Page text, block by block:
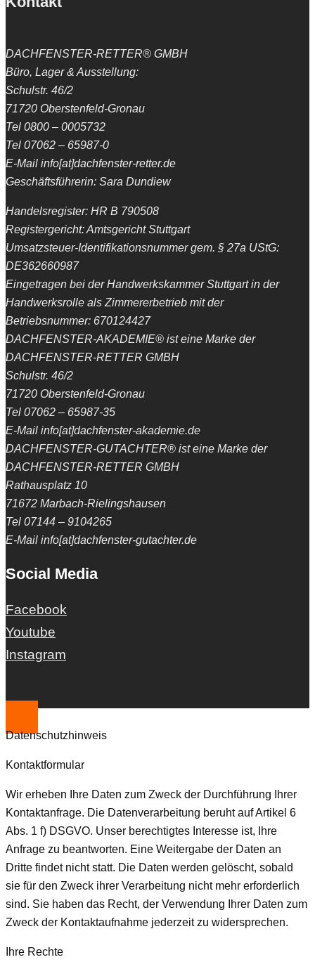
DACHFENSTER-RETTER® GMBH
Büro, Lager & Ausstellung:
Schulstr. 46/2
71720 Oberstenfeld-Gronau
Tel 0800 – 0005732
Tel 07062 – 65987-0
E-Mail info[at]dachfenster-retter.de
Geschäftsführerin: Sara Dundiew
Handelsregister: HR B 790508
Registergericht: Amtsgericht Stuttgart
Umsatzsteuer-Identifikationsnummer gem. § 27a UStG:
DE362660987
Eingetragen bei der Handwerkskammer Stuttgart in der
Handwerksrolle als Zimmererbetrieb mit der
Betriebsnummer: 670124427
DACHFENSTER-AKADEMIE® ist eine Marke der
DACHFENSTER-RETTER GMBH
Schulstr. 46/2
71720 Oberstenfeld-Gronau
Tel 07062 – 65987-35
E-Mail info[at]dachfenster-akademie.de
DACHFENSTER-GUTACHTER® ist eine Marke der
DACHFENSTER-RETTER GMBH
Rathausplatz 10
71672 Marbach-Rielingshausen
Tel 07144 – 9104265
E-Mail info[at]dachfenster-gutachter.de
Social Media
Facebook
Youtube
Instagram
Datenschutzhinweis
Kontaktformular
Wir erheben Ihre Daten zum Zweck der Durchführung Ihrer
Kontaktanfrage. Die Datenverarbeitung beruht auf Artikel 6
Abs. 1 f) DSGVO. Unser berechtigtes Interesse ist, Ihre
Anfrage zu beantworten. Eine Weitergabe der Daten an
Dritte findet nicht statt. Die Daten werden gelöscht, sobald
sie für den Zweck ihrer Verarbeitung nicht mehr erforderlich
sind. Sie haben das Recht, der Verwendung Ihrer Daten zum
Zweck der Kontaktaufnahme jederzeit zu widersprechen.
Ihre Rechte